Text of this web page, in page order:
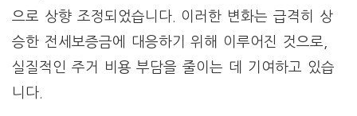
으로 상향 조정되었습니다. 이러한 변화는 급격히 상
승한 전세보증금에 대응하기 위해 이루어진 것으로,
실질적인 주거 비용 부담을 줄이는 데 기여하고 있습
니다.